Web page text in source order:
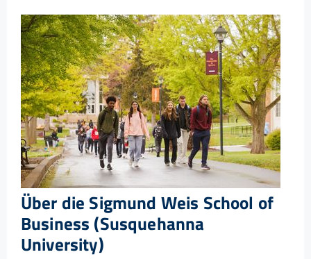
Über die Sigmund Weis School of
Business (Susquehanna
University)